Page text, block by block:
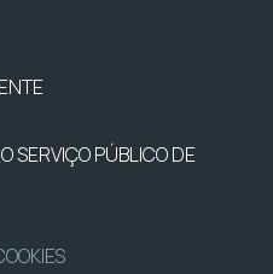
SERVIÇO PÚBLICO DE